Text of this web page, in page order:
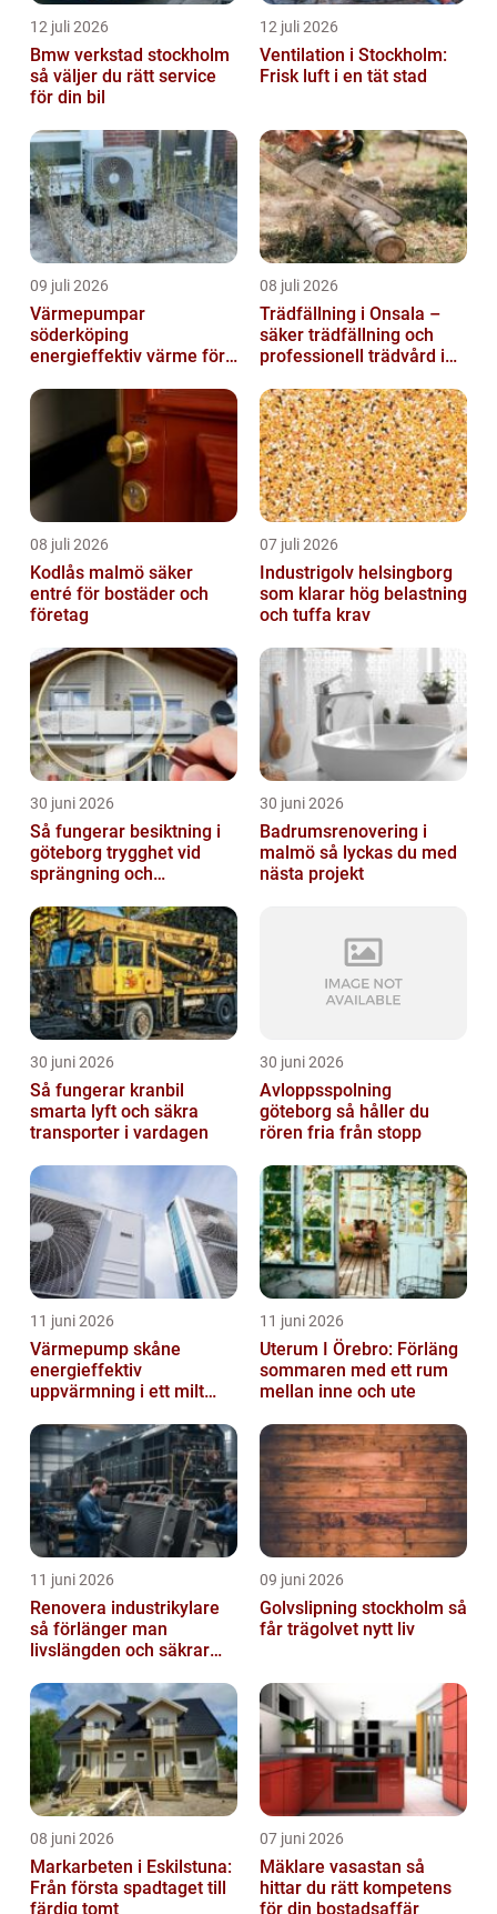
12 juli 2026
Bmw verkstad stockholm
så väljer du rätt service
för din bil
12 juli 2026
Ventilation i Stockholm:
Frisk luft i en tät stad
09 juli 2026
Värmepumpar
söderköping
energieffektiv värme för
08 juli 2026
Trädfällning i Onsala –
säker trädfällning och
professionell trädvård i
08 juli 2026
Kodlås malmö säker
entré för bostäder och
företag
07 juli 2026
Industrigolv helsingborg
som klarar hög belastning
och tuffa krav
30 juni 2026
Så fungerar besiktning i
göteborg trygghet vid
sprängning och
30 juni 2026
Badrumsrenovering i
malmö så lyckas du med
nästa projekt
30 juni 2026
Så fungerar kranbil
smarta lyft och säkra
transporter i vardagen
30 juni 2026
Avloppsspolning
göteborg så håller du
rören fria från stopp
11 juni 2026
Värmepump skåne
energieffektiv
uppvärmning i ett milt
11 juni 2026
Uterum I Örebro: Förläng
sommaren med ett rum
mellan inne och ute
11 juni 2026
Renovera industrikylare
så förlänger man
livslängden och säkrar
09 juni 2026
Golvslipning stockholm så
får trägolvet nytt liv
08 juni 2026
Markarbeten i Eskilstuna:
Från första spadtaget till
färdig tomt
07 juni 2026
Mäklare vasastan så
hittar du rätt kompetens
för din bostadsaffär